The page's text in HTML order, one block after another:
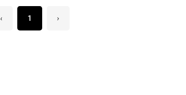
‹ 1 ›